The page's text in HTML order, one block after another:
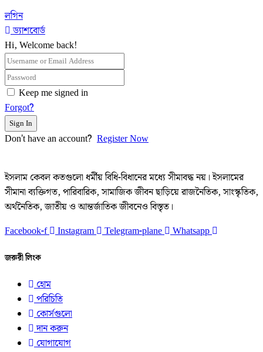
লগিন
ড্যাশবোর্ড
Hi, Welcome back!
Keep me signed in
Forgot?
Sign In
Don't have an account? Register Now
ইসলাম কেবল কতগুলো ধর্মীয় বিধি-বিধানের মধ্যে সীমাবদ্ধ নয়। ইসলামের
সীমানা ব্যক্তিগত, পারিবারিক, সামাজিক জীবন ছাড়িয়ে রাজনৈতিক, সাংস্কৃতিক,
অর্থনৈতিক, জাতীয় ও আন্তর্জাতিক জীবনেও বিস্তৃত।
Facebook-f
Instagram Telegram-plane Whatsapp
জরুরী লিংক
হোম
পরিচিতি
কোর্সগুলো
দান করুন
যোগাযোগ